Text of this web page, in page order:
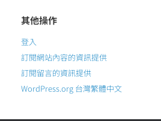
其他操作
登入
訂閱網站內容的資訊提供
訂閱留言的資訊提供
WordPress.org 台灣繁體中文